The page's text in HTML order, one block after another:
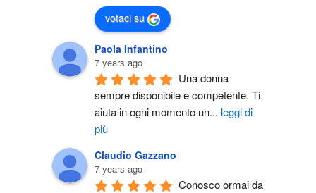
votaci su
Paola Infantino
7 years ago
Una donna
sempre disponibile e competente. Ti
aiuta in ogni momento un... leggi di
più
Claudio Gazzano
7 years ago
Conosco ormai da